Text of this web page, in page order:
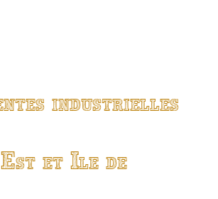
industrielles
et Ile de